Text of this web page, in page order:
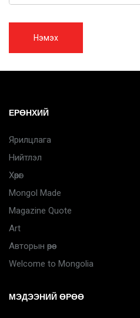
Нэмэх
ЕРӨНХИЙ
Ярилцлага
Нийтлэл
Хөрөг
Mongol Made
Magazine Quote
Art
Авторын өрөө
Welcome to Mongolia
МЭДЭЭНИЙ ӨРӨӨ